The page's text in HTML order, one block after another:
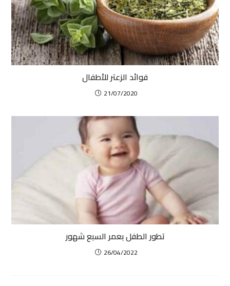
فوائد الزعتر للأطفال
21/07/2020
تطور الطفل بعمر السبع شهور
26/04/2022